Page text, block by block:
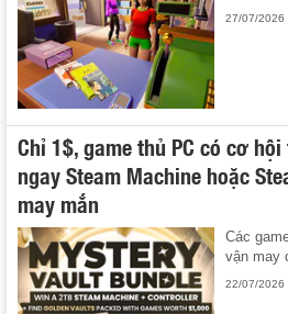
27/07/2026
Chỉ 1$, game thủ PC có cơ
ngay Steam Machine hoặc
may mắn
Các
vận may
22/07/2026